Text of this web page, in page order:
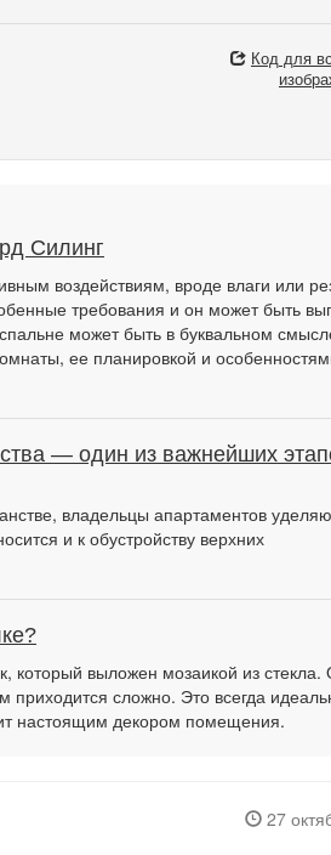
Код для
Силинг
воздействиям, вроде влаги или
требования и он может быть
может быть в буквальном
ее планировкой и
— один из важнейших
владельцы апартаментов
и к обустройству верхних
который выложен мозаикой из стекла.
приходится сложно. Это всегда
настоящим декором помещения.
27